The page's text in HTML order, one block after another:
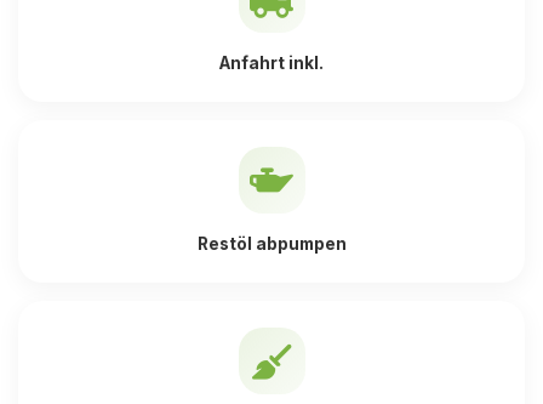
Anfahrt inkl.
Restöl abpumpen